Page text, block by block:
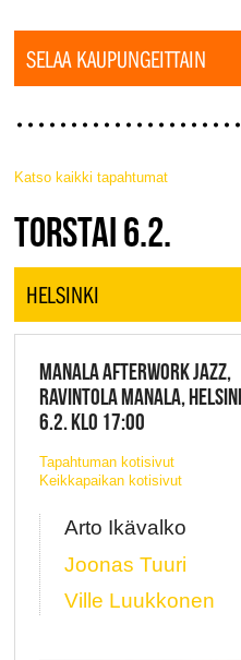
SELAA KAUPUNGEITTAIN
Katso kaikki tapahtumat
JAZZ FINLAND LIVE
TORSTAI 6.2.
HELSINKI
MANALA AFTERWORK JAZZ,
RAVINTOLA MANALA,
6.2. KLO 17:00
Tapahtuman kotisivut
Keikkapaikan kotisivut
Arto Ikävalko
Joonas Tuuri
Ville Luukkonen